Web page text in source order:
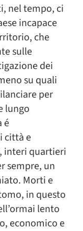
nel tempo, ci
incapace
che
sulle
dei
su quali
per
lungo
é
città e
interi quartieri
sempre, un
Morti e
in questo
lento
economico e